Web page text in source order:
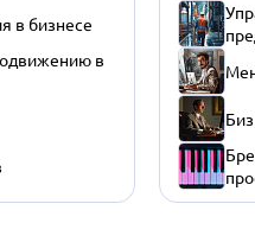
в бизнесе
в